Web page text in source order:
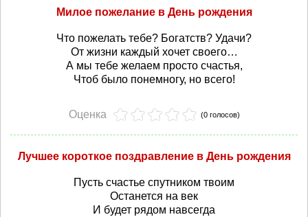
Милое пожелание в День рождения
Что пожелать тебе? Богатств? Удачи?
От жизни каждый хочет своего…
А мы тебе желаем просто счастья,
Чтоб было понемногу, но всего!
Оценка (0 голосов)
Лучшее короткое поздравление в День рождения
Пусть счастье спутником твоим
Останется на век
И будет рядом навсегда